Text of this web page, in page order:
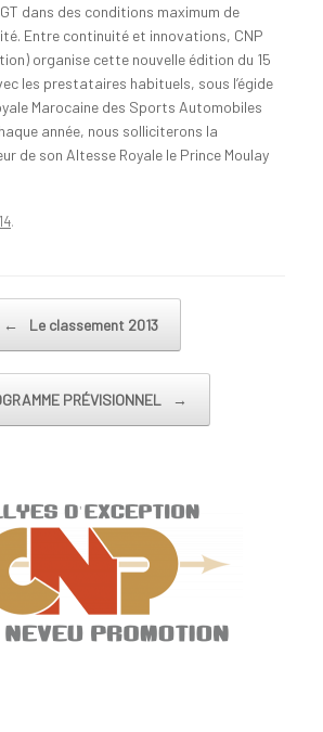
dans des conditions maximum de
Entre continuité et innovations, CNP
organise cette nouvelle édition du 15
les prestataires habituels, sous l’égide
Marocaine des Sports Automobiles
année, nous solliciterons la
de son Altesse Royale le Prince Moulay
.
← Le classement 2013
PRÉVISIONNEL →